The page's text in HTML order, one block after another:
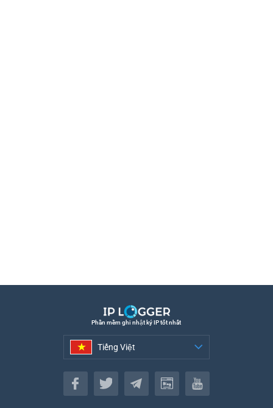
Phần mềm ghi nhật ký IP tốt nhất
Tiếng Việt
Tiếng Việt